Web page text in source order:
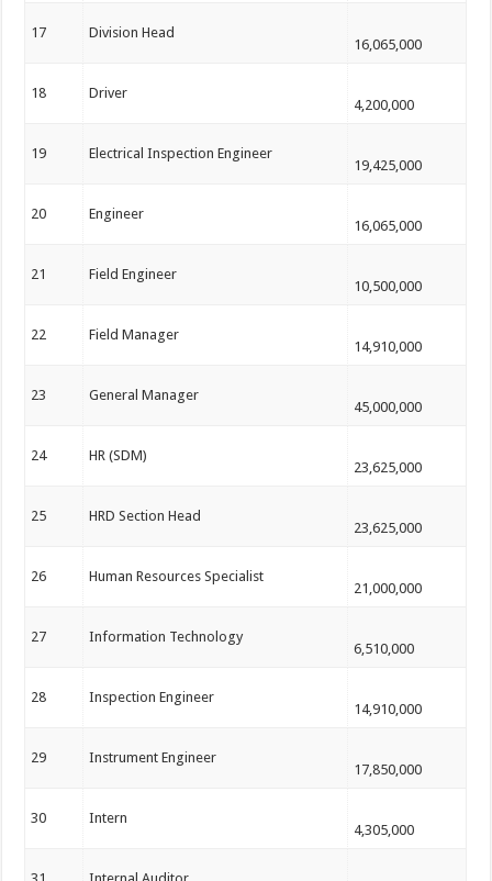
17 Division Head
16,065,000
18 Driver
4,200,000
19 Electrical Inspection Engineer
19,425,000
20 Engineer
16,065,000
21 Field Engineer
10,500,000
22 Field Manager
14,910,000
23 General Manager
45,000,000
24 HR (SDM)
23,625,000
25 HRD Section Head
23,625,000
26 Human Resources Specialist
21,000,000
27 Information Technology
6,510,000
28 Inspection Engineer
14,910,000
29 Instrument Engineer
17,850,000
30 Intern
4,305,000